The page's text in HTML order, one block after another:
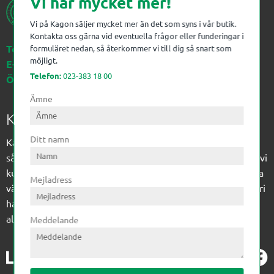
Telefon:023-383 18 00
E-post:kagon@kagon.se
Öppettider:Måndag-Fredag, 07-16
Kagon AB
Kagon har sedan 1972 levererat kompetens till
sågverksindustrin och övrig industri. Till träindustrin tillför vi
kunskap med optimeringslösningar från timmerplanen hela
vägen fram till paketering/emballering och till övrig industri
har vi ett komplement sortiment av teknikprodukter med
allt ifrån slangtillverkning till transmission och lager.
Vi på Kagon säljer mycket mer än det som syns i vår butik.
Kontakta oss gärna vid eventuella frågor eller funderingar i
formuläret nedan, så återkommer vi till dig så snart som
möjligt.
Telefon:023-383 18 00
Ämne
Ditt namn
Mejladress
Meddelande